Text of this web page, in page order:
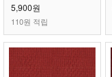
5,900원
110원 적립